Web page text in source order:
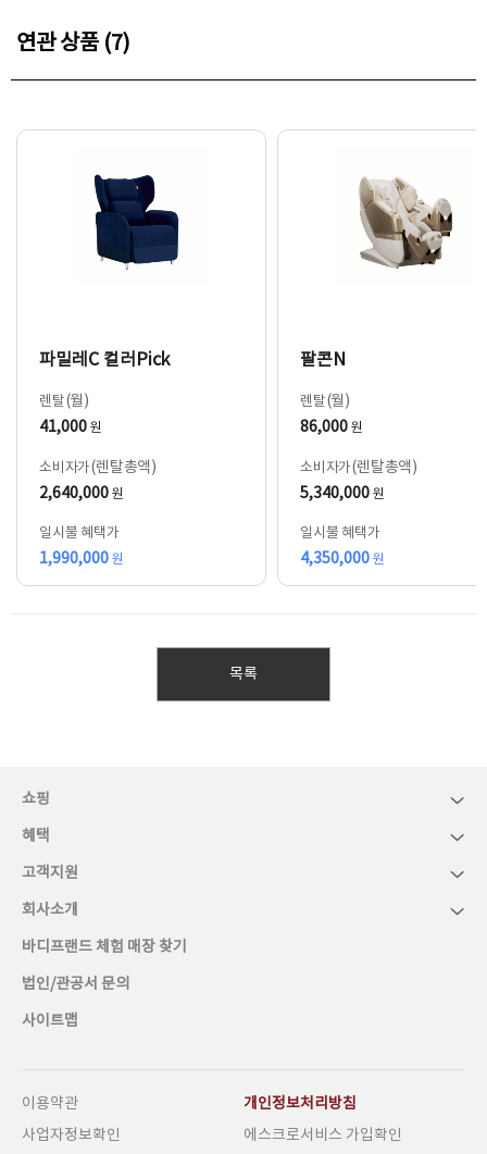
연관 상품 (7)
파밀레C 컬러Pick
렌탈(월)
41,000 원
소비자가(렌탈총액)
2,640,000 원
일시불 혜택가
1,990,000 원
팔콘N
렌탈(월)
86,000 원
소비자가(렌탈총액)
5,340,000 원
일시불 혜택가
4,350,000 원
목록
쇼핑
혜택
고객지원
회사소개
바디프랜드 체험 매장 찾기
법인/관공서 문의
사이트맵
이용약관
개인정보처리방침
사업자정보확인
에스크로서비스 가입확인